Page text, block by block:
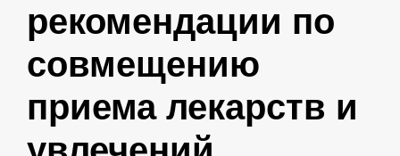
рекомендации по
совмещению
приема лекарств и